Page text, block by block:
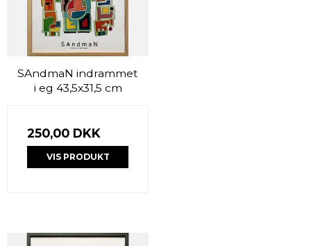
SAndmaN indrammet
i eg 43,5x31,5 cm
250,00 DKK
VIS PRODUKT